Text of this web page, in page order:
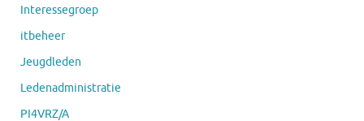
Interessegroep
itbeheer
Jeugdleden
Ledenadministratie
PI4VRZ/A